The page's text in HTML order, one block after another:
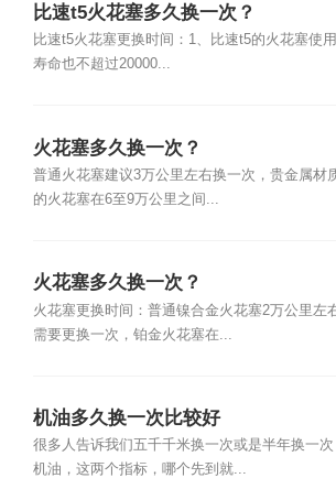
比速t5火花塞多久换一次？
比速t5火花塞更换时间：1、比速t5的火花塞使用
寿命也不超过20000...
火花塞多久换一次？
普通火花塞建议3万公里左右换一次，贵金属材
的火花塞在6至9万公里之间...
火花塞多久换一次？
火花塞更换时间：普通镍合金火花塞2万公里左
需要更换一次，铂金火花塞在...
机油多久换一次比较好
很多人告诉我们五千千米换一次或是半年换一次
机油，这两个指标，哪个先到就...